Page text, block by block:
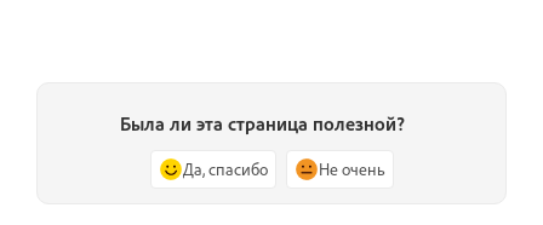
Была ли эта страница полезной?
Да, спасибо Не очень